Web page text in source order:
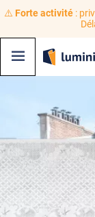
⚠️ Forte activité: